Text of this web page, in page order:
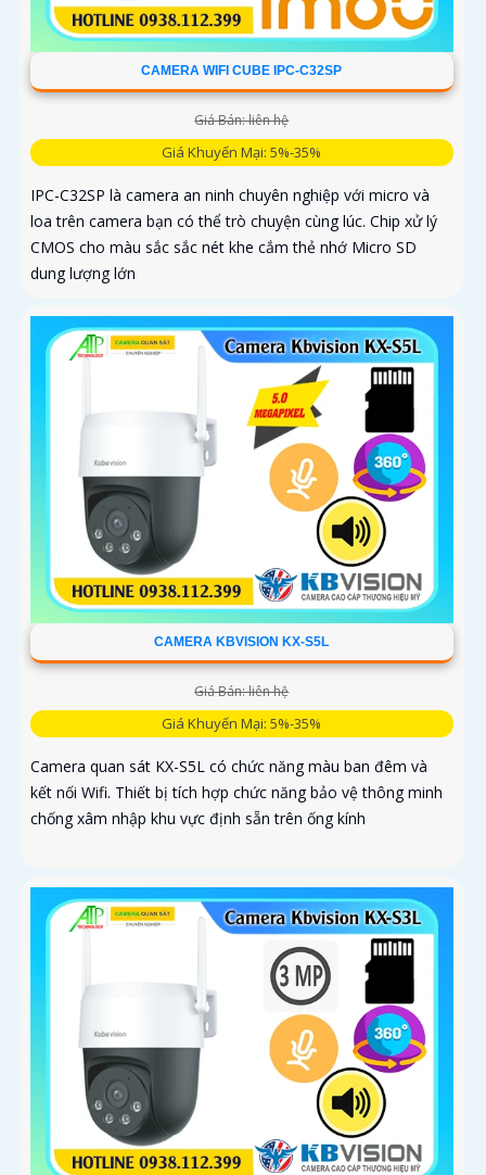
CAMERA WIFI CUBE IPC-C32SP
Giá Bán: liên hệ
Giá Khuyến Mại: 5%-35%
IPC-C32SP là camera an ninh chuyên nghiệp với micro và
loa trên camera bạn có thể trò chuyện cùng lúc. Chip xử lý
CMOS cho màu sắc sắc nét khe cắm thẻ nhớ Micro SD
dung lượng lớn
CAMERA KBVISION KX-S5L
Giá Bán: liên hệ
Giá Khuyến Mại: 5%-35%
Camera quan sát KX-S5L có chức năng màu ban đêm và
kết nối Wifi. Thiết bị tích hợp chức năng bảo vệ thông minh
chống xâm nhập khu vực định sẵn trên ống kính